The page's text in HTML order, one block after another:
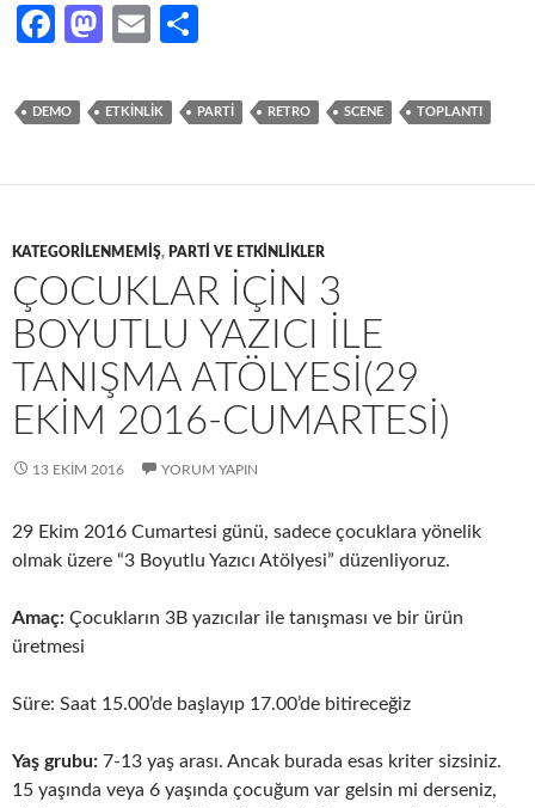
Fa
b
o
M
to
o
E
ail ar
DEMO ETKINLIK PARTI RETRO SCENE TOPLANTI
KATEGORILENMEMIŞ, PARTI VE ETKINLIKLER
ÇOCUKLAR IÇIN 3
BOYUTLU YAZICI ILE
TANIŞMA ATÖLYESI(29
EKIM 2016-CUMARTESI)
13 EKIM 2016 YORUM YAPIN
29 Ekim 2016 Cumartesi günü, sadece çocuklara yönelik
olmak üzere “3 Boyutlu Yazıcı Atölyesi” düzenliyoruz.
Amaç: Çocukların 3B yazıcılar ile tanışması ve bir ürün
üretmesi
Süre: Saat 15.00’de başlayıp 17.00’de bitireceğiz
Yaş grubu: 7-13 yaş arası. Ancak burada esas kriter sizsiniz.
15 yaşında veya 6 yaşında çocuğum var gelsin mi derseniz,